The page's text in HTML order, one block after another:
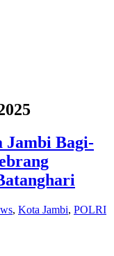
Jambi Bagi-
, Kota Jambi, POLRI